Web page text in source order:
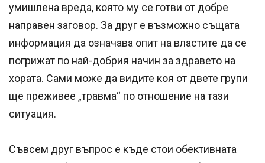
умишлена вреда, която му се готви от добре
направен заговор. За друг е възможно същата
информация да означава опит на властите да се
погрижат по най-добрия начин за здравето на
хората. Сами може да видите коя от двете групи
ще преживее „травма“ по отношение на тази
ситуация.
Съвсем друг въпрос е къде стои обективната